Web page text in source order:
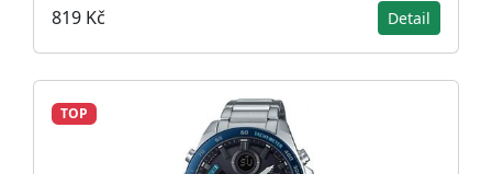
819 Kč Detail
TOP